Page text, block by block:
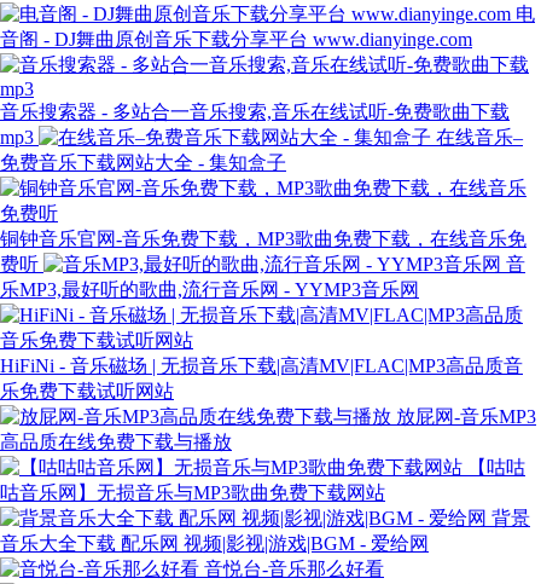
电
音阁 - DJ舞曲原创音乐下载分享平台 www.dianyinge.com
音乐搜索器 - 多站合一音乐搜索,音乐在线试听-免费歌曲下载
mp3
在线音乐–
免费音乐下载网站大全 - 集知盒子
铜钟音乐官网-音乐免费下载，MP3歌曲免费下载，在线音乐免
费听
音
乐MP3,最好听的歌曲,流行音乐网 - YYMP3音乐网
HiFiNi - 音乐磁场 | 无损音乐下载|高清MV|FLAC|MP3高品质音
乐免费下载试听网站
放屁网-音乐MP3
高品质在线免费下载与播放
【咕咕
咕音乐网】无损音乐与MP3歌曲免费下载网站
背景
音乐大全下载 配乐网 视频|影视|游戏|BGM - 爱给网
音悦台-音乐那么好看